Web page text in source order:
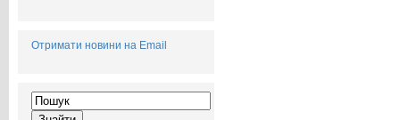
Отримати новини на Email